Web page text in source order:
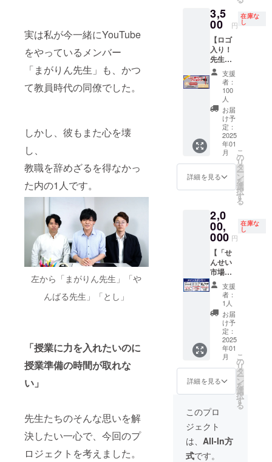
実は私が今一緒にYouTube
をやっているメンバー
「まがりん先生」も、かつ
て教員時代の同僚でした。
しかし、彼もまた心を壊
し、
教職を辞めざるを得なかっ
た内の1人です。
左から「まがりん先生」「や
んばる先生」「とし」
「授業に力を入れたいのに
授業準備の時間が取れな
い」
先生たちのそんな思いを解
決したい一心で、今回のプ
ロジェクトを考えました。
メール
にてご
案内い
たしま
す。 ※
内容は
予告な
く変更
になる
場合が
ありま
す。 ※
支援者
様の交
通費や
滞在費
でご負
担願い
ズ：縦
33cm×
横
43cm×
厚さ
12cm
色：ネ
イビー
＜ハナ
ロロ＞
地元岡
崎市の
企業
「タキ
コウ縫
製」の
ド。
「着る
ショ
ン」、
「人を
だめに
する
クッ
ショ
ン」で
有名。
・掲載
してほ
しい名
前（必
須） ・
リンク
先
URL（
任意）
をご記
入くだ
さい。
※掲載期
間：1年
序良俗
る内
容、法
内容な
ど、こ
ちらが
不適切
と判断
した場
合、掲
載を中
止する
場合が
ありま
す。
間 ※備
考欄に
は、
「企業
名」を
ご記入
くださ
い。 ※
協賛
ページ
への掲
載は、
購入
後、時
間がか
かる場
合があ
りま
い。 ※
掲載情
報のご
提出に
ついて
は、
メール
にてご
案内い
たしま
す。 ■
年四回
の協賛
者交流
会への
参加権
協賛
者の皆
ルエン
ゲスト
に迎え
た交流
会で
企業名
・HP
へのリ
ンク
（任
意） ※
表示方
法は
「せん
せい市
場」
ホーム
ページ
の協賛
一覧を
ご確認
くださ
い。
索） ※
掲載期
間：1年
間 ※備
考欄に
は、
「企業
名」を
ご記入
くださ
い。 ※
協賛
ページ
への掲
載は、
購入
後、時
間がか
りま
了承く
ださ
い。 ※
掲載情
くださ
る方
へ、以
下の特
典を提
供いた
しま
す。 ＜
スポン
サー特
典＞ ■
トップ
ページ
に企業
ロゴを
掲載 ■
協賛
ページ
サーと
して掲
載 ・
ロゴ
・企
業名
・企
業説明
・HP
へのリ
ンク ※
表示方
法は
「せん
せい市
場」
ホーム
ページ
ご確認
い。
（せん
せい市
場で検
3,5
00 円
在庫な
し
【ロゴ
入り！
先生の
赤ペン
＆ペン
立て
セッ
ト】 や
んばる
ゼミも
撮影で
愛用！
実際の
先生た
ちもよ
付け用
の赤ペ
ンで
す。 や
んばる
ゼミの
ロゴが
入った
赤ペン2
本とペ
ン立て
をセッ
トでお
送りし
ます。
＜商品
概要＞
・やん
入り赤
ペン 2
本 ・や
んばる
ゼミロ
ゴ入り
支援
者：
100
人
お届
け予
定：
2025
年01
月
詳細を見る
こ
の
リ
タ
ー
ン
を
選
択
す
る
2,0
00,
000 円
在庫な
し
【「せ
んせい
市場」
メイン
スポン
サー】
せんせ
い市場
「トッ
プペー
ジ最上
部」に
企業名
を掲
載！ 協
賛して
くださ
る方
へ、以
下の特
典を提
支援
者：
1人
お届
け予
定：
2025
年01
月
詳細を見る
こ
の
リ
タ
ー
ン
を
選
択
す
る
このプロ
ジェクト
は、 All-In方
式です。